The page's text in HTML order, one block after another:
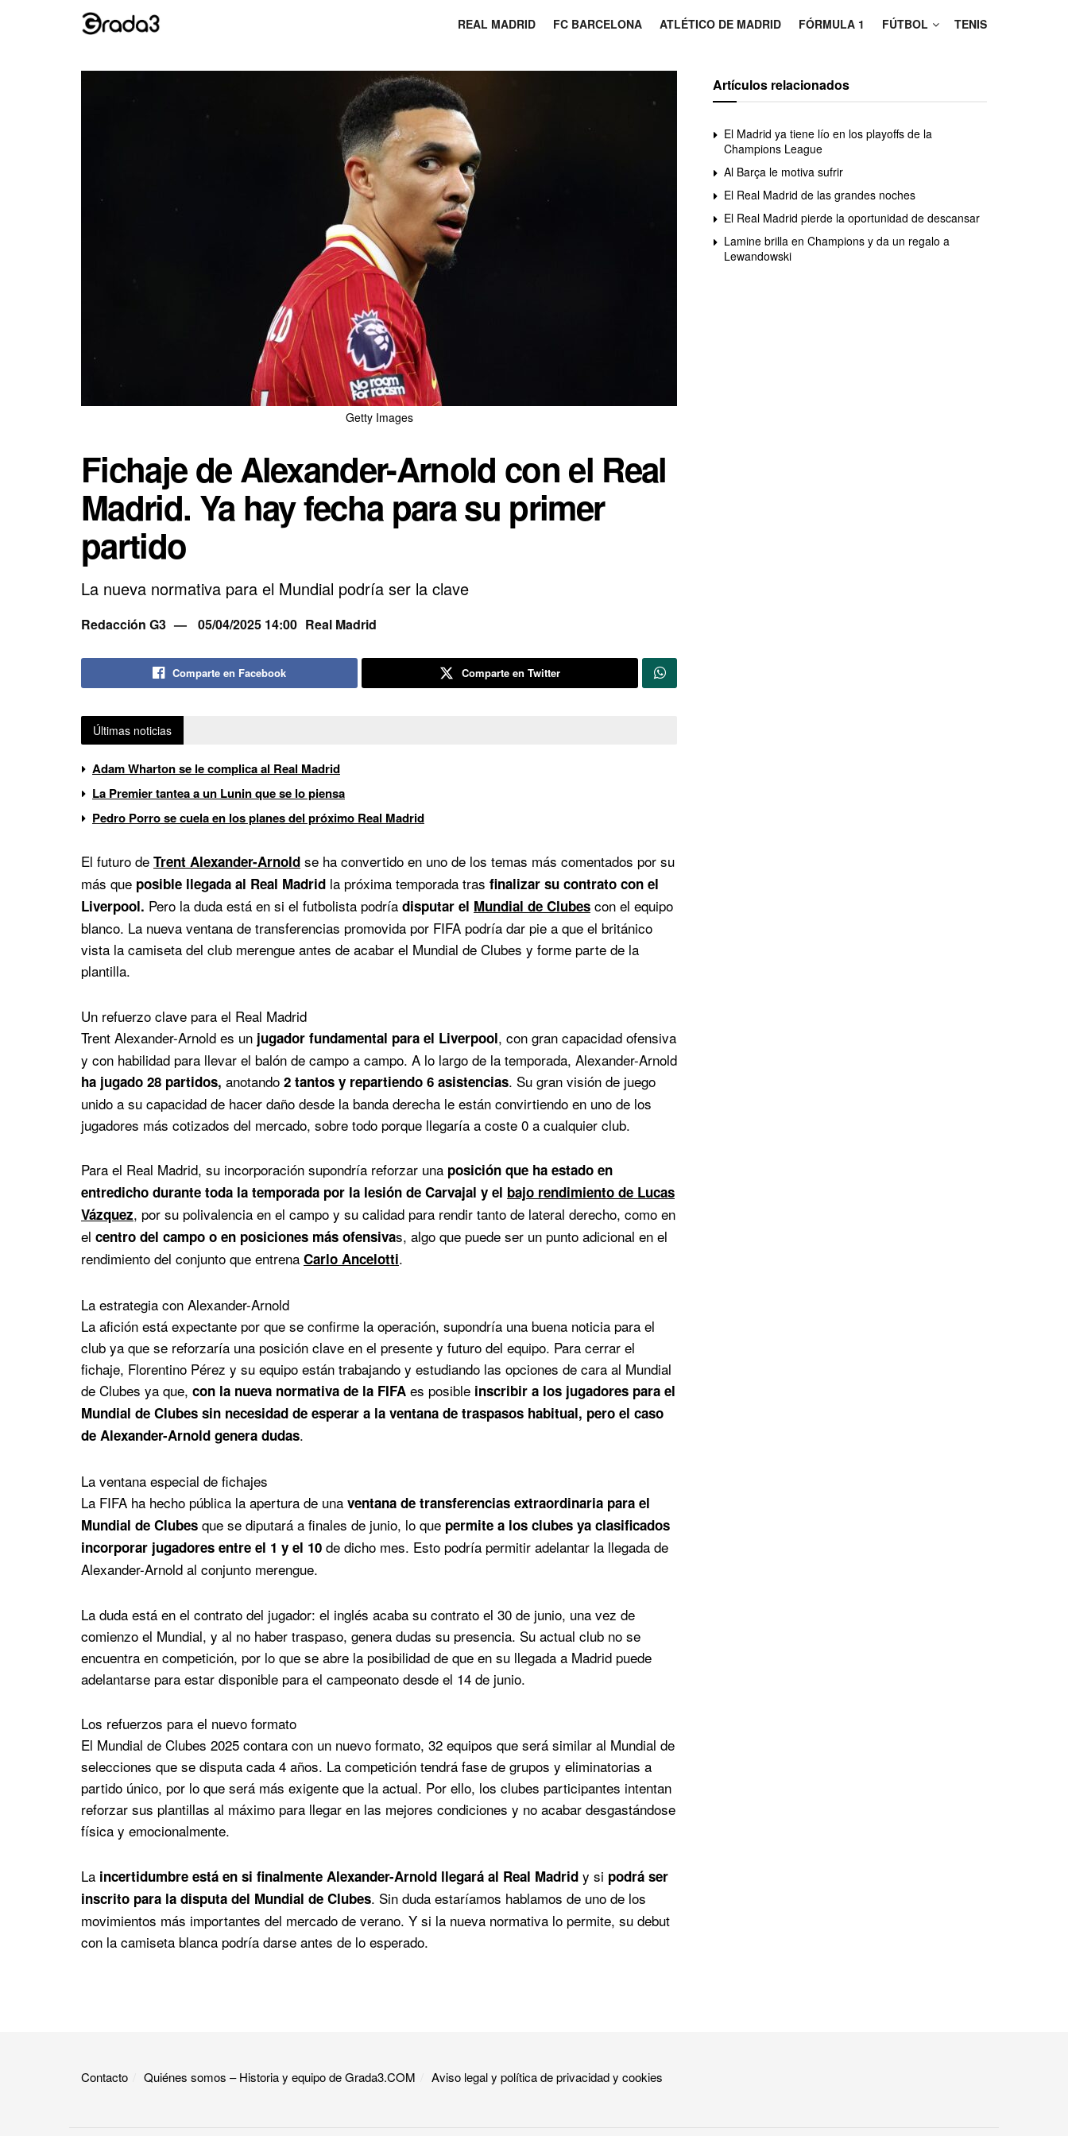
REAL MADRID FC BARCELONA ATLÉTICO DE MADRID FÓRMULA 1 FÚTBOL TENIS
Getty Images
Fichaje de Alexander-Arnold con el Real
Madrid. Ya hay fecha para su primer
partido
La nueva normativa para el Mundial podría ser la clave
Redacción G3 05/04/2025 14:00 Real Madrid
Comparte en Facebook Comparte en Twitter
Últimas noticias
Adam Wharton se le complica al Real Madrid
La Premier tantea a un Lunin que se lo piensa
Pedro Porro se cuela en los planes del próximo Real Madrid
El futuro de Trent Alexander-Arnold se ha convertido en uno de los temas más comentados por su
más que posible llegada al Real Madrid la próxima temporada tras finalizar su contrato con el
Liverpool. Pero la duda está en si el futbolista podría disputar el Mundial de Clubes con el equipo
blanco. La nueva ventana de transferencias promovida por FIFA podría dar pie a que el británico
vista la camiseta del club merengue antes de acabar el Mundial de Clubes y forme parte de la
plantilla.
Un refuerzo clave para el Real Madrid
Trent Alexander-Arnold es un jugador fundamental para el Liverpool, con gran capacidad ofensiva
y con habilidad para llevar el balón de campo a campo. A lo largo de la temporada, Alexander-Arnold
ha jugado 28 partidos, anotando 2 tantos y repartiendo 6 asistencias. Su gran visión de juego
unido a su capacidad de hacer daño desde la banda derecha le están convirtiendo en uno de los
jugadores más cotizados del mercado, sobre todo porque llegaría a coste 0 a cualquier club.
Para el Real Madrid, su incorporación supondría reforzar una posición que ha estado en
entredicho durante toda la temporada por la lesión de Carvajal y el bajo rendimiento de Lucas
Vázquez, por su polivalencia en el campo y su calidad para rendir tanto de lateral derecho, como en
el centro del campo o en posiciones más ofensivas, algo que puede ser un punto adicional en el
rendimiento del conjunto que entrena Carlo Ancelotti.
La estrategia con Alexander-Arnold
La afición está expectante por que se confirme la operación, supondría una buena noticia para el
club ya que se reforzaría una posición clave en el presente y futuro del equipo. Para cerrar el
fichaje, Florentino Pérez y su equipo están trabajando y estudiando las opciones de cara al Mundial
de Clubes ya que, con la nueva normativa de la FIFA es posible inscribir a los jugadores para el
Mundial de Clubes sin necesidad de esperar a la ventana de traspasos habitual, pero el caso
de Alexander-Arnold genera dudas.
La ventana especial de fichajes
La FIFA ha hecho pública la apertura de una ventana de transferencias extraordinaria para el
Mundial de Clubes que se diputará a finales de junio, lo que permite a los clubes ya clasificados
incorporar jugadores entre el 1 y el 10 de dicho mes. Esto podría permitir adelantar la llegada de
Alexander-Arnold al conjunto merengue.
La duda está en el contrato del jugador: el inglés acaba su contrato el 30 de junio, una vez de
comienzo el Mundial, y al no haber traspaso, genera dudas su presencia. Su actual club no se
encuentra en competición, por lo que se abre la posibilidad de que en su llegada a Madrid puede
adelantarse para estar disponible para el campeonato desde el 14 de junio.
Los refuerzos para el nuevo formato
El Mundial de Clubes 2025 contara con un nuevo formato, 32 equipos que será similar al Mundial de
selecciones que se disputa cada 4 años. La competición tendrá fase de grupos y eliminatorias a
partido único, por lo que será más exigente que la actual. Por ello, los clubes participantes intentan
reforzar sus plantillas al máximo para llegar en las mejores condiciones y no acabar desgastándose
física y emocionalmente.
La incertidumbre está en si finalmente Alexander-Arnold llegará al Real Madrid y si podrá ser
inscrito para la disputa del Mundial de Clubes. Sin duda estaríamos hablamos de uno de los
movimientos más importantes del mercado de verano. Y si la nueva normativa lo permite, su debut
con la camiseta blanca podría darse antes de lo esperado.
Artículos relacionados
El Madrid ya tiene lío en los playoffs de la
Champions League
Al Barça le motiva sufrir
El Real Madrid de las grandes noches
El Real Madrid pierde la oportunidad de descansar
Lamine brilla en Champions y da un regalo a
Lewandowski
Contacto Quiénes somos – Historia y equipo de Grada3.COM Aviso legal y política de privacidad y cookies​